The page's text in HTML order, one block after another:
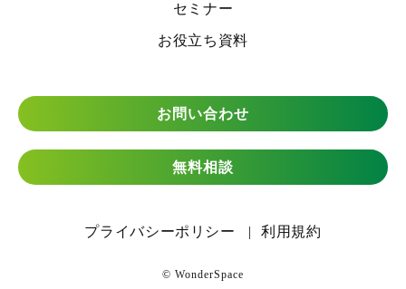
セミナー
お役立ち資料
お問い合わせ
無料相談
© WonderSpace
プライバシーポリシー 利用規約